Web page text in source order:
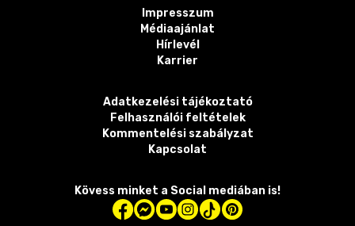
Impresszum
Médiaajánlat
Hírlevél
Karrier
Adatkezelési tájékoztató
Felhasználói feltételek
Kommentelési szabályzat
Kapcsolat
Kövess minket a Social mediában is!